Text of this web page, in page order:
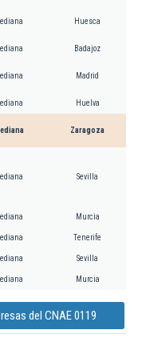
Huesca
Badajoz
Madrid
Huelva
Zaragoza
Sevilla
Murcia
Tenerife
Sevilla
Murcia
del CNAE 0119